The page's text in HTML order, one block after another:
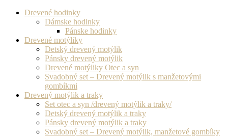
Drevené hodinky
Dámske hodinky
Pánske hodinky
Drevené motýliky
Detský drevený motýlik
Pánsky drevený motýlik
Drevené motýliky Otec a syn
Svadobný set – Drevený motýlik s manžetovými
gombíkmi
Drevený motýlik a traky
Set otec a syn /drevený motýlik a traky/
Detský drevený motýlik a traky
Pánsky drevený motýlik a traky
Svadobný set – Drevený motýlik, manžetové gombíky